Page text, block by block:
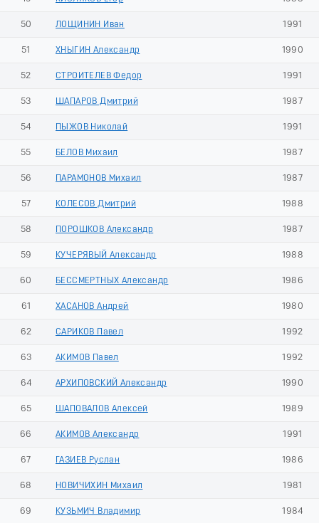
50 ЛОЩИНИН Иван 1991
51 ХНЫГИН Александр 1990
52 СТРОИТЕЛЕВ Федор 1991
53 ШАПАРОВ Дмитрий 1987
54 ПЫЖОВ Николай 1991
55 БЕЛОВ Михаил 1987
56 ПАРАМОНОВ Михаил 1987
57 КОЛЕСОВ Дмитрий 1988
58 ПОРОШКОВ Александр 1987
59 КУЧЕРЯВЫЙ Александр 1988
60 БЕССМЕРТНЫХ Александр 1986
61 ХАСАНОВ Андрей 1980
62 САРИКОВ Павел 1992
63 АКИМОВ Павел 1992
64 АРХИПОВСКИЙ Александр 1990
65 ШАПОВАЛОВ Алексей 1989
66 АКИМОВ Александр 1991
67 ГАЗИЕВ Руслан 1986
68 НОВИЧИХИН Михаил 1981
69 КУЗЬМИЧ Владимир 1984